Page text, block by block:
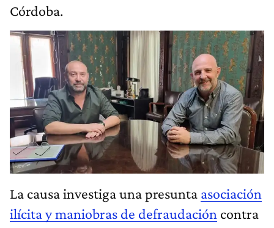
Córdoba.
La causa investiga una presunta asociación
ilícita y maniobras de defraudación contra